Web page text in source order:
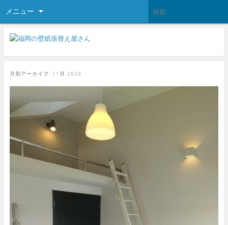
メニュー
月別アーカイブ: 11月 2020